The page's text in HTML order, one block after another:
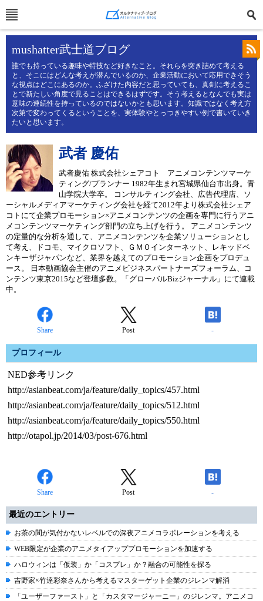
mushatter武士道ブログ
誰でも持っている趣味や特技など好きなこと。それらを突き詰めて考える
と、そこにはどんな考えが潜んでいるのか、企業活動において応用できそう
な視点はどこにあるのか。ふざけた内容だと思っていても、真剣に考えるこ
とで新たしい角度で見ることはできるはずです。そう考えるとなんでも実は
意味の連続性を持っているのではないかとも思います。知識ではなく考え方
次第で変わってくるということを、実体験やとっつきやすい例で書いていき
たいと思います。
武者 慶佑
武者慶佑 株式会社シェアコト アニメコンテンツマーケ
ティング/プランナー 1982年生まれ宮城県仙台市出身。青
山学院大学卒。 コンサルティング会社、広告代理店、ソ
ーシャルメディアマーケティング会社を経て2012年より株式会社シェア
コトにて企業プロモーション×アニメコンテンツの企画を専門に行うアニ
メコンテンツマーケティング部門の立ち上げを行う。 アニメコンテンツ
の定量的な分析を通して、アニメコンテンツを企業ソリューションとし
て考え、ドコモ、マイクロソフト、ＧＭＯインターネット、レキッドベ
ンキーザジャパンなど、業界を越えてのプロモーション企画をプロデュ
ース。 日本動画協会主催のアニメビジネスパートナーズフォーラム、コ
ンテンツ東京2015など登壇多数。「グローバルBizジャーナル」にて連載
中。
Share Post -
プロフィール
NED参考リンク
http://asianbeat.com/ja/feature/daily_topics/457.html
http://asianbeat.com/ja/feature/daily_topics/512.html
http://asianbeat.com/ja/feature/daily_topics/550.html
http://otapol.jp/2014/03/post-676.html
Share Post -
最近のエントリー
お茶の間が気付かないレベルでの深夜アニメコラボレーションを考える
WEB限定が企業のアニメタイアッププロモーションを加速する
ハロウィンは「仮装」か「コスプレ」か？融合の可能性を探る
吉野家×竹達彩奈さんから考えるマスターゲット企業のジレンマ解消
「ユーザーファースト」と「カスタマージャーニー」のジレンマ。アニメコ